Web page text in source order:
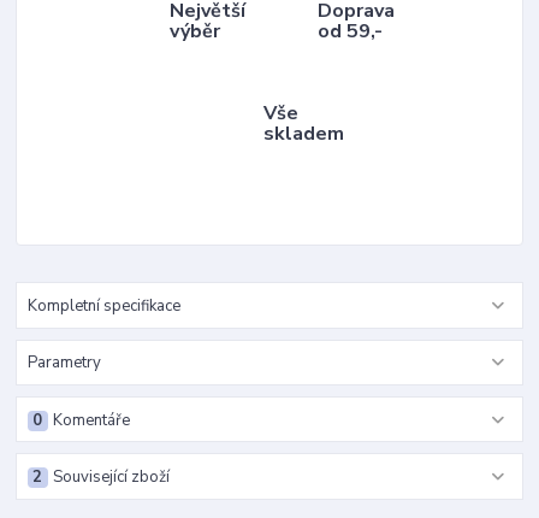
Největší
výběr
Doprava
od 59,-
Vše
skladem
Kompletní specifikace
Parametry
Komentáře
0
Související zboží
2